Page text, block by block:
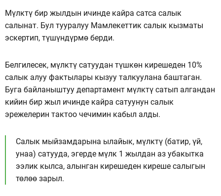
Мүлктү бир жылдын ичинде кайра сатса салык
салынат. Бул тууралуу Мамлекеттик салык кызматы
эскертип, түшүндүрмө берди.
Белгилесек, мүлктү сатуудан түшкөн кирешеден 10%
салык алуу фактылары кызуу талкуулана баштаган.
Буга байланыштуу департамент мүлктү сатып алгандан
кийин бир жыл ичинде кайра сатуунун салык
эрежелерин тактоо чечимин кабыл алды.
Салык мыйзамдарына ылайык, мүлктү (батир, үй,
унаа) сатууда, эгерде мүлк 1 жылдан аз убакытка
ээлик кылса, алынган кирешеден киреше салыгын
төлөө зарыл.